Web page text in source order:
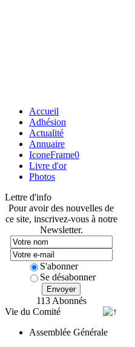
Accueil
Adhésion
Actualité
Annuaire
IconeFrame0
Livre d'or
Photos
Lettre d'info
Pour avoir des nouvelles de
ce site, inscrivez-vous à notre
Newsletter.
S'abonner
Se désabonner
Envoyer
113 Abonnés
Vie du Comité
Assemblée Générale